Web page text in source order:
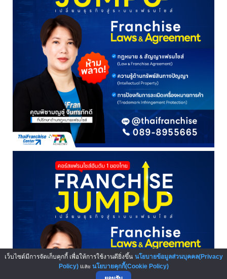
เว็บไซต์มีการจัดเก็บคุกกี้ เพื่อให้การใช้งานดียิ่งขึ้น นโยบายข้อมูลส่วนบุคคล(Privacy
Policy)และ นโยบายคุกกี้(Cookie Policy)